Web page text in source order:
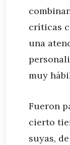
críticas
una
muy
Fueron
cierto
suyas,